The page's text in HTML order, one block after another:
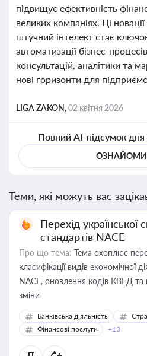
підвищує ефективність
великих компаніях. Ці
штучний інтелект стає
автоматизації бізнес-
консультацій, аналітики та
нові горизонти для
LIGA ZAKON,02 квітня 2026
Повний AI-підсумок дня
Теми, які можуть вас
Перехід
стандартів NACE
Про що тема: Тема охоплює
класифікації видів економічної
NACE, оновлення кодів КВЕД та
зміни
Банківська діяльність
Фінансові послуги
+13